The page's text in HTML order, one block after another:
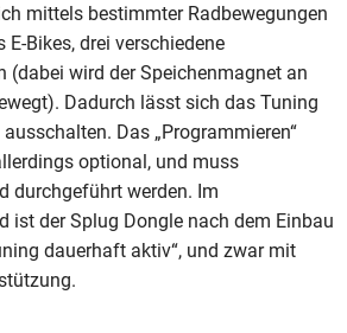
mittels bestimmter Radbewegungen
Bikes, drei verschiedene
(dabei wird der Speichenmagnet an
Dadurch lässt sich das Tuning
Das „Programmieren“
optional, und muss
durchgeführt werden. Im
ist der Splug Dongle nach dem Einbau
dauerhaft aktiv“, und zwar mit